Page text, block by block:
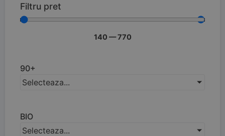
Filtru pret
140 —770
90+
Selecteaza...
BIO
Selecteaza...